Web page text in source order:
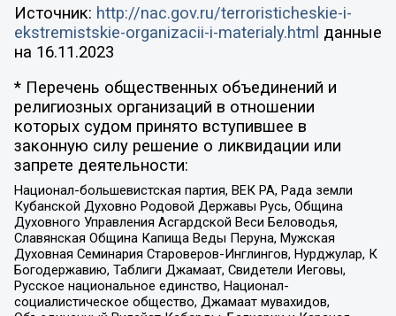
Источник: http://nac.gov.ru/terroristicheskie-i-
ekstremistskie-organizacii-i-materialy.html данные
на 16.11.2023
* Перечень общественных объединений и
религиозных организаций в отношении
которых судом принято вступившее в
законную силу решение о ликвидации или
запрете деятельности:
Национал-большевистская партия, ВЕК РА, Рада земли
Кубанской Духовно Родовой Державы Русь, Община
Духовного Управления Асгардской Веси Беловодья,
Славянская Община Капища Веды Перуна, Мужская
Духовная Семинария Староверов-Инглингов, Нурджулар, К
Богодержавию, Таблиги Джамаат, Свидетели Иеговы,
Русское национальное единство, Национал-
социалистическое общество, Джамаат мувахидов,